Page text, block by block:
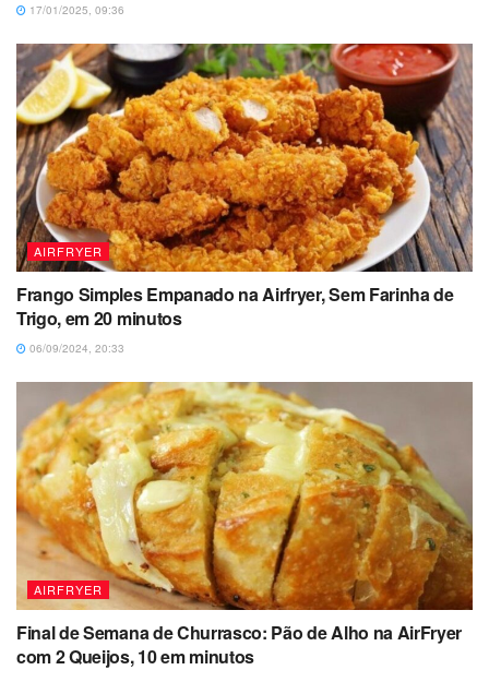
17/01/2025, 09:36
AIRFRYER
Frango Simples Empanado na Airfryer, Sem Farinha de
Trigo, em 20 minutos
06/09/2024, 20:33
AIRFRYER
Final de Semana de Churrasco: Pão de Alho na AirFryer
com 2 Queijos, 10 em minutos